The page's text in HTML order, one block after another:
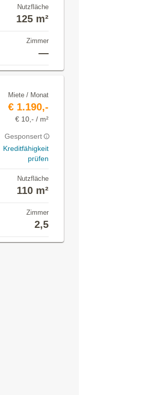
Nutzfläche
125 m²
Zimmer
—
Miete / Monat
€ 1.190,-
€ 10,- / m²
Gesponsert
Kreditfähigkeit
prüfen
Nutzfläche
110 m²
Zimmer
2,5